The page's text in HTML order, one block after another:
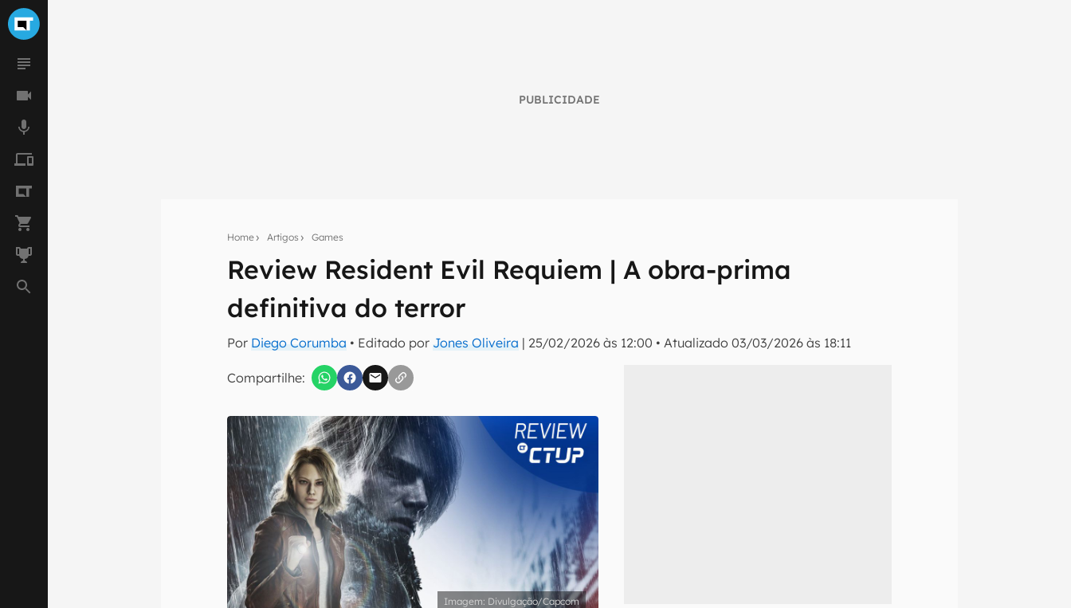
PUBLICIDADE
Home Artigos Games
Review Resident Evil Requiem | A obra-prima
definitiva do terror
Por Diego Corumba • Editado por Jones Oliveira | 25/02/2026 às 12:00 •Atualizado03/03/2026 às 18:11
Compartilhe:
Seu resumo inteligente do mundo tech!
Assine a newsletter do Canaltech e receba notícias e reviews sobre tecnologia em primeira
inscreva-se
Confirmo que li, aceito e concordo com os Termos de Uso e Política de Privacidade do Canaltech.
Divulgação/Capcom